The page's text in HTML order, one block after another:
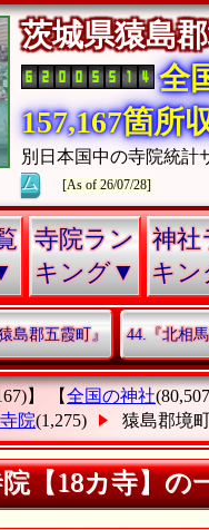
茨城県猿島
全
157,167箇所
別日本国中の寺院統
ム
[As of 26/07/28]
寺院ラン
キング▼
神社
キ
島郡五霞町』 44.『北相
】 【全国の神社
院(1,275) 猿島郡境
【18カ寺】の